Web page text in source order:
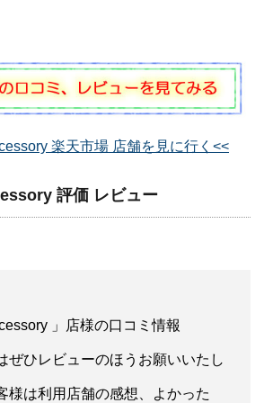
楽天市場 店舗を見に行く<<
評価 レビュー
」店様の口コミ情報
ぜひレビューのほうお願いいたし
様は利用店舗の感想、よかった